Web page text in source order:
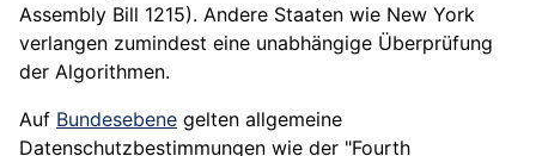
Assembly Bill 1215). Andere Staaten wie New York
verlangen zumindest eine unabhängige Überprüfung
der Algorithmen.
Auf Bundesebene gelten allgemeine
Datenschutzbestimmungen wie der "Fourth